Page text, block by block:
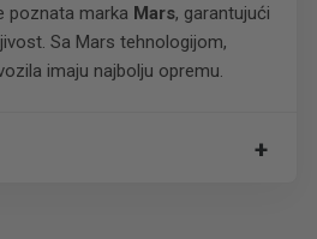
poznata marka Mars, garantujući
Sa Mars tehnologijom,
imaju najbolju opremu.
+